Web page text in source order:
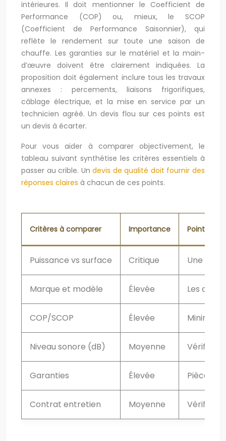
intérieures. Il doit mentionner le Coefficient de
Performance (COP) ou, mieux, le SCOP
(Coefficient de Performance Saisonnier), qui
reflète le rendement sur toute une saison de
chauffe. Les garanties sur le matériel et la main-
d’œuvre doivent être clairement indiquées. La
proposition doit également inclure tous les travaux
annexes : percements, liaisons frigorifiques,
câblage électrique, et la mise en service par un
technicien agréé. Un devis flou sur ces points est
un devis à écarter.
Pour vous aider à comparer objectivement, le
tableau suivant synthétise les critères essentiels à
passer au crible. Undevis de qualité doit fournir des
réponses claires à chacun de ces points.
Critères à comparer Importance Points de
Puissance vs surface Critique Une
Marque et modèle Élevée Les
COP/SCOP Élevée Minimum
Niveau sonore (dB) Moyenne Vérifier
Garanties Élevée Pièces,
Contrat entretien Moyenne Vérifier